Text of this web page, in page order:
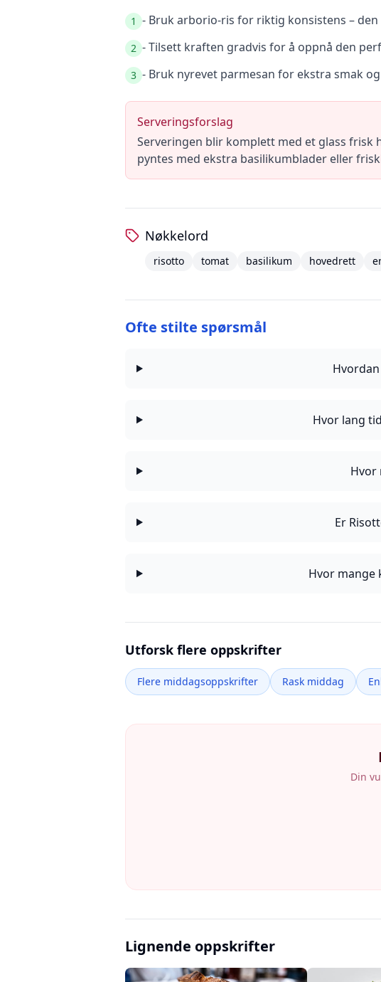
1 - Bruk arborio-ris for riktig konsistens –
2 - Tilsett kraften gradvis for å oppnå den
3 - Bruk nyrevet parmesan for ekstra smak
Serveringsforslag
Serveringen blir komplett med et glass frisk
pyntes med ekstra basilikumblader eller
Nøkkelord
risotto tomat basilikum hovedrett
Ofte stilte spørsmål
Hvor lang
Hvor
Er
Hvor mange
Utforsk flere oppskrifter
Flere middagsoppskrifter Rask middag
Din
Lignende oppskrifter